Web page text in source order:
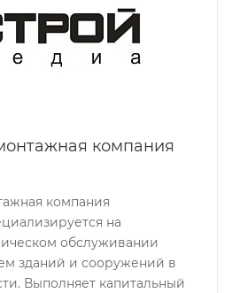
компания
компания
на
обслуживании
зданий и сооружений в
Выполняет капитальный